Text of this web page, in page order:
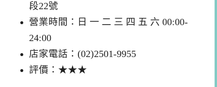
段22號
營業時間：日 一 二 三 四 五 六 00:00-
24:00
店家電話：(02)2501-9955
評價：★★★